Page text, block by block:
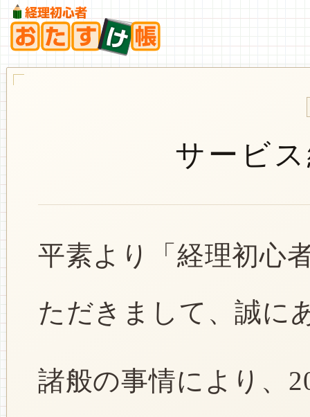
サービ
平素より「経理初心
ただきまして、誠に
諸般の事情により、